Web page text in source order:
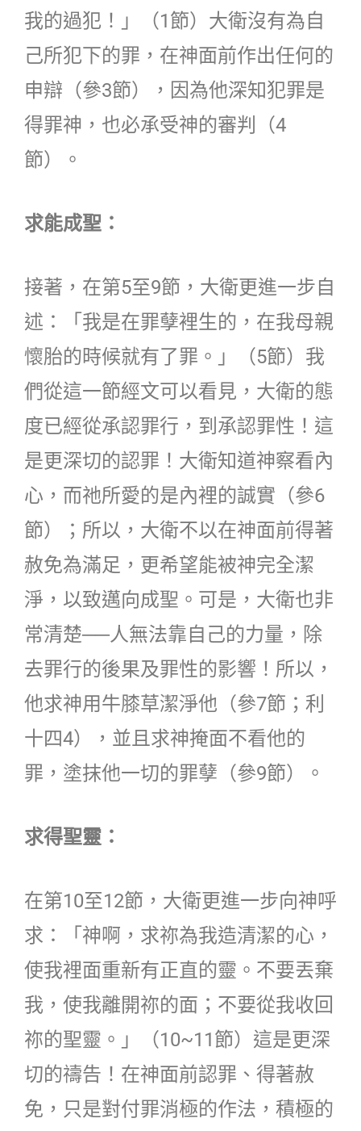
我的過犯！」（1節）大衛沒有為自
己所犯下的罪，在神面前作出任何的
申辯（參3節），因為他深知犯罪是
得罪神，也必承受神的審判（4
節）。
求能成聖：
接著，在第5至9節，大衛更進一步自
述：「我是在罪孽裡生的，在我母親
懷胎的時候就有了罪。」（5節）我
們從這一節經文可以看見，大衛的態
度已經從承認罪行，到承認罪性！這
是更深切的認罪！大衛知道神察看內
心，而祂所愛的是內裡的誠實（參6
節）；所以，大衛不以在神面前得著
赦免為滿足，更希望能被神完全潔
淨，以致邁向成聖。可是，大衛也非
常清楚──人無法靠自己的力量，除
去罪行的後果及罪性的影響！所以，
他求神用牛膝草潔淨他（參7節；利
十四4），並且求神掩面不看他的
罪，塗抹他一切的罪孽（參9節）。
求得聖靈：
在第10至12節，大衛更進一步向神呼
求：「神啊，求祢為我造清潔的心，
使我裡面重新有正直的靈。不要丟棄
我，使我離開祢的面；不要從我收回
祢的聖靈。」（10~11節）這是更深
切的禱告！在神面前認罪、得著赦
免，只是對付罪消極的作法，積極的